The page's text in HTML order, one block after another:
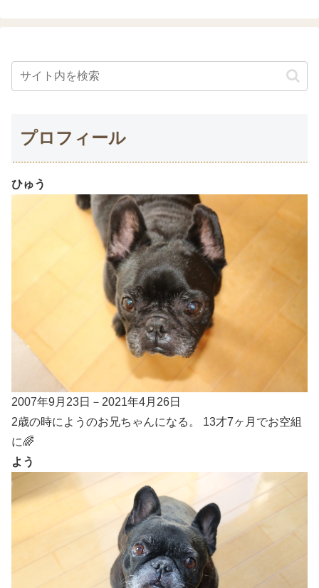
プロフィール
ひゅう
2007年9月23日－2021年4月26日
2歳の時にようのお兄ちゃんになる。 13才7ヶ月でお空組
に🌈
よう